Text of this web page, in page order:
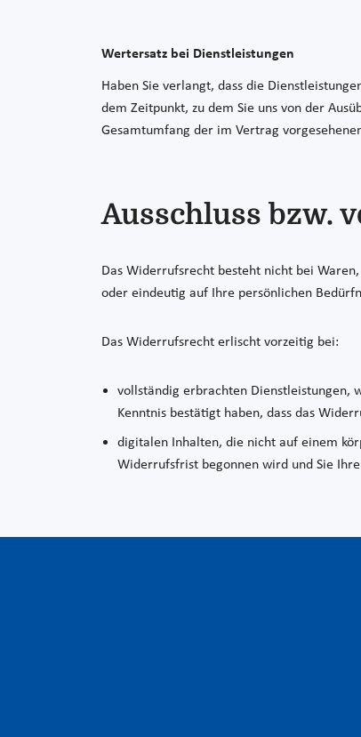
Wertersatz bei Dienstleistungen
Haben Sie verlangt, dass die
dem Zeitpunkt, zu dem Sie uns von der
Gesamtumfang der im Vertrag
Ausschluss bzw.
Das Widerrufsrecht besteht nicht bei
oder eindeutig auf Ihre persönlichen
Das Widerrufsrecht erlischt vorzeitig bei:
vollständig erbrachten Dienstleistungen,
Kenntnis bestätigt haben, dass das
digitalen Inhalten, die nicht auf einem
Widerrufsfrist begonnen wird und Sie